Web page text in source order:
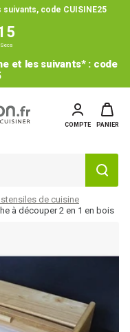
code CUISINE25
Secs
et les suivants* : code
COMPTE PANIER
de cuisine
à découper 2 en 1 en bois